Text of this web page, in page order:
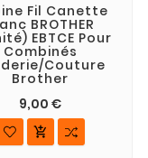
Fil Canette
BROTHER
EBTCE Pour
Combinés
couture
Brother
9,00 €
